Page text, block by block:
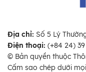
Địa chỉ: Số 5 Lý
Điện thoại: (+84 24) 39
© Bản quyền thuộc
Cấm sao chép dưới